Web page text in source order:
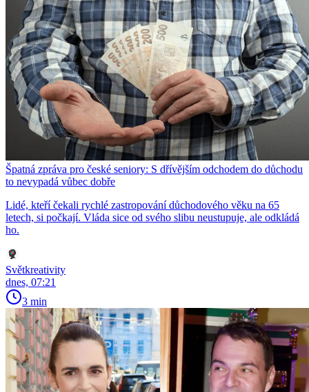
Špatná zpráva pro české seniory: S dřívějším odchodem do důchodu
to nevypadá vůbec dobře
Lidé, kteří čekali rychlé zastropování důchodového věku na 65
letech, si počkají. Vláda sice od svého slibu neustupuje, ale odkládá
ho.
Světkreativity
dnes, 07:21
3 min